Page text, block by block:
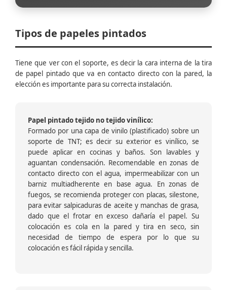
Tipos de papeles pintados
Tiene que ver con el soporte, es decir la cara interna de la tira
de papel pintado que va en contacto directo con la pared, la
elección es importante para su correcta instalación.
Papel pintado tejido no tejido vinílico:
Formado por una capa de vinilo (plastificado) sobre un
soporte de TNT; es decir su exterior es vinílico, se
puede aplicar en cocinas y baños. Son lavables y
aguantan condensación. Recomendable en zonas de
contacto directo con el agua, impermeabilizar con un
barniz multiadherente en base agua. En zonas de
fuegos, se recomienda proteger con placas, silestone,
para evitar salpicaduras de aceite y manchas de grasa,
dado que el frotar en exceso dañaría el papel. Su
colocación es cola en la pared y tira en seco, sin
necesidad de tiempo de espera por lo que su
colocación es fácil rápida y sencilla.